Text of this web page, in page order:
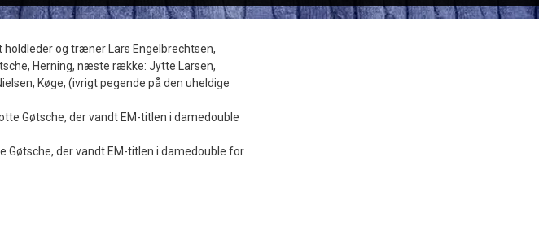
og træner Lars Engelbrechtsen,
Herning, næste række: Jytte Larsen,
Køge, (ivrigt pegende på den uheldige
Gøtsche, der vandt EM-titlen i damedouble for